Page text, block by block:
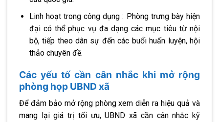
Linh hoạt trong công dụng : Phòng trưng bày hiện
đại có thể phục vụ đa dạng các mục tiêu từ nội
bộ, tiếp theo dân sự đến các buổi huấn luyện, hội
thảo chuyên đề.
Các yếu tố cần cân nhắc khi mở rộng
phòng họp UBND xã
Để đảm bảo mở rộng phòng xem diễn ra hiệu quả và
mang lại giá trị tối ưu, UBND xã cần cân nhắc kỹ